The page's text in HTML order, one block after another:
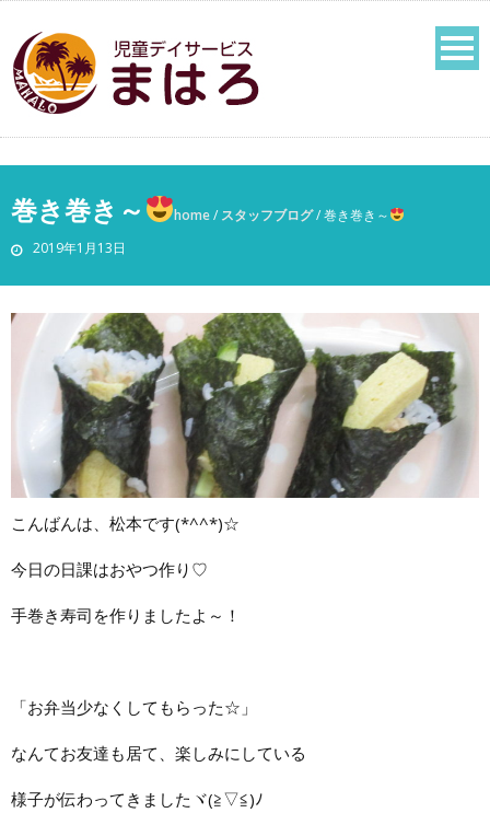
巻き巻き～
2019年1月13日
home/ スタッフブログ/巻き巻き～
こんばんは、松本です(*^^*)☆
今日の日課はおやつ作り♡
手巻き寿司を作りましたよ～！
「お弁当少なくしてもらった☆」
なんてお友達も居て、楽しみにしている
様子が伝わってきましたヾ(≧▽≦)ﾉ